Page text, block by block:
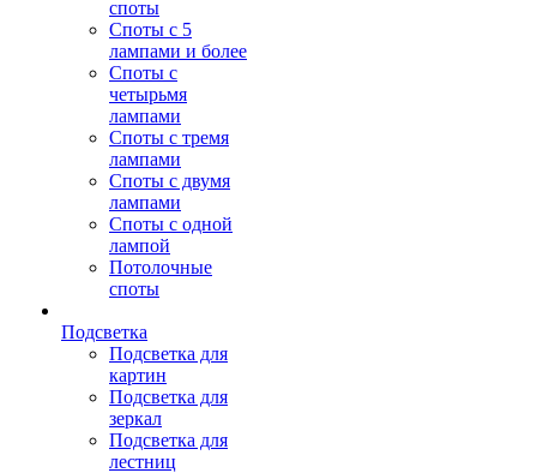
споты
Споты с 5
лампами и более
Споты с
четырьмя
лампами
Споты с тремя
лампами
Споты с двумя
лампами
Споты с одной
лампой
Потолочные
споты
Подсветка
Подсветка для
картин
Подсветка для
зеркал
Подсветка для
лестниц